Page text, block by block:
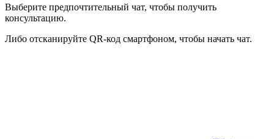
Выберите предпочтительный чат, чтобы получить
консультацию.
Либо отсканируйте QR-код смартфоном, чтобы начать чат.